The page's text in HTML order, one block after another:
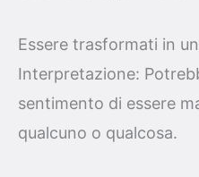
Essere trasformati in
Interpretazione:
sentimento di essere
qualcuno o qualcosa.